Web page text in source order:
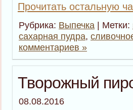
Прочитать остальную
Рубрика: Выпечка | Метки:
сахарная пудра,
комментариев »
Творожный
08.08.2016